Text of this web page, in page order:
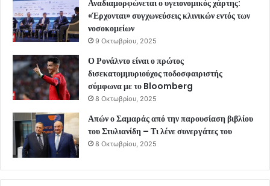
Αναδιαμορφώνεται ο υγειονομικός χάρτης:
«Έρχονται» συγχωνεύσεις κλινικών εντός των
νοσοκομείων
9 Οκτωβρίου, 2025
Ο Ρονάλντο είναι ο πρώτος
δισεκατομμυριούχος ποδοσφαιριστής
σύμφωνα με το Bloomberg
8 Οκτωβρίου, 2025
Απών ο Σαμαράς από την παρουσίαση βιβλίου
του Στυλιανίδη – Τι λένε συνεργάτες του
8 Οκτωβρίου, 2025